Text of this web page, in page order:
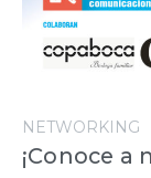
NETWORKING
¡Conoce a